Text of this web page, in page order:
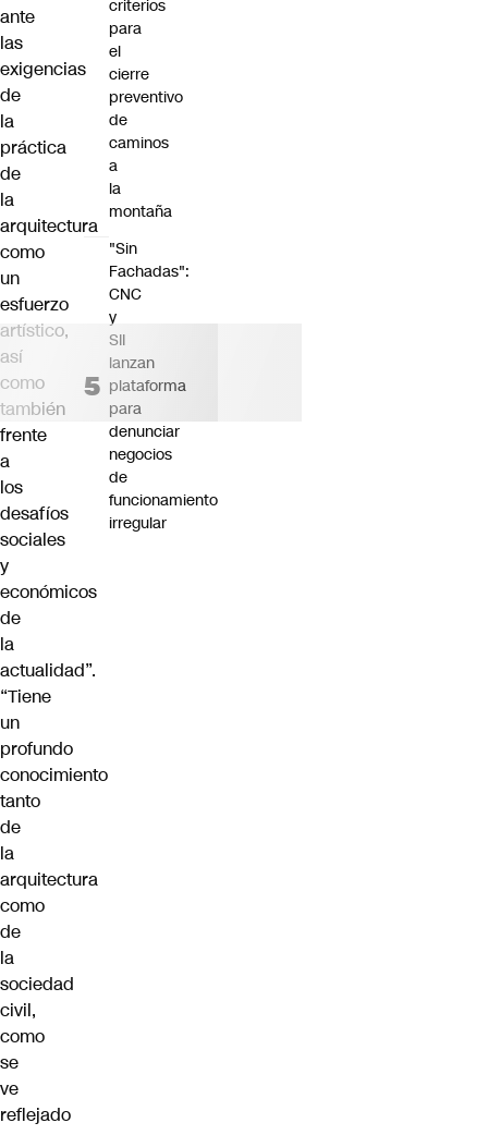
ante
las
exigencias
de
la
práctica
de
la
arquitectura
como
un
esfuerzo
artístico,
así
como
también
frente
a
los
desafíos
sociales
y
económicos
de
la
actualidad”.
“Tiene
un
profundo
conocimiento
tanto
de
la
arquitectura
como
de
la
sociedad
civil,
como
se
ve
reflejado
criterios
para
el
cierre
preventivo
de
caminos
a
la
montaña
"Sin
Fachadas":
CNC
y
SII
lanzan
plataforma
para
denunciar
negocios
de
funcionamiento
irregular